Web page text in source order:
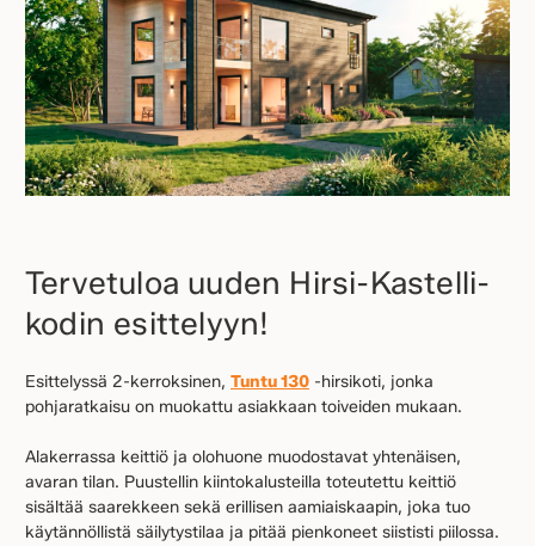
Tervetuloa uuden Hirsi-Kastelli-
kodin esittelyyn!
Esittelyssä 2-kerroksinen, Tuntu 130 -hirsikoti, jonka
pohjaratkaisu on muokattu asiakkaan toiveiden mukaan.
Alakerrassa keittiö ja olohuone muodostavat yhtenäisen,
avaran tilan. Puustellin kiintokalusteilla toteutettu keittiö
sisältää saarekkeen sekä erillisen aamiaiskaapin, joka tuo
käytännöllistä säilytystilaa ja pitää pienkoneet siististi piilossa.